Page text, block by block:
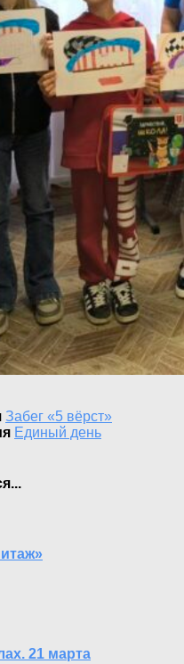
Забег «5 вёрст»
Единый день
21 марта